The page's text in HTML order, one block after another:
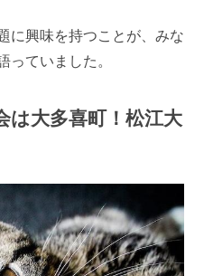
に興味を持つことが、みな
っていました。
は大多喜町！松江大